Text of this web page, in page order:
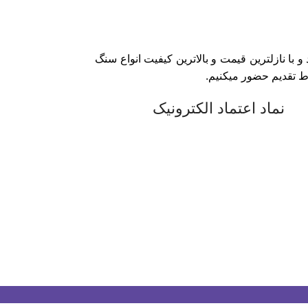
و با نازلترین قیمت و بالاترین کیفیت انواع سنگ
تقدیم حضور میکنیم.
نماد اعتماد الکترونیک